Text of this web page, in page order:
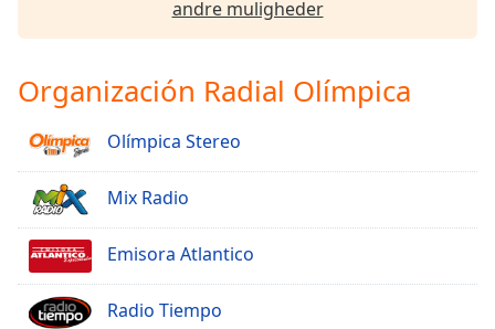
andre muligheder
Organización Radial Olímpica
Olímpica Stereo
Mix Radio
Emisora Atlantico
Radio Tiempo